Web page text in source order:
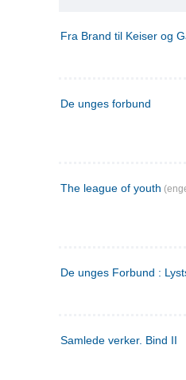
Fra Brand til Keiser og
De unges forbund
The league of youth
De unges Forbund :
Samlede verker. Bind II